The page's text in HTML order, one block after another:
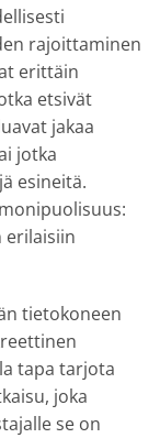
rajoittaminen
erittäin
etsivät
jakaa
jotka
esineitä.
erilaisiin
tietokoneen
tapa tarjota
joka
se on